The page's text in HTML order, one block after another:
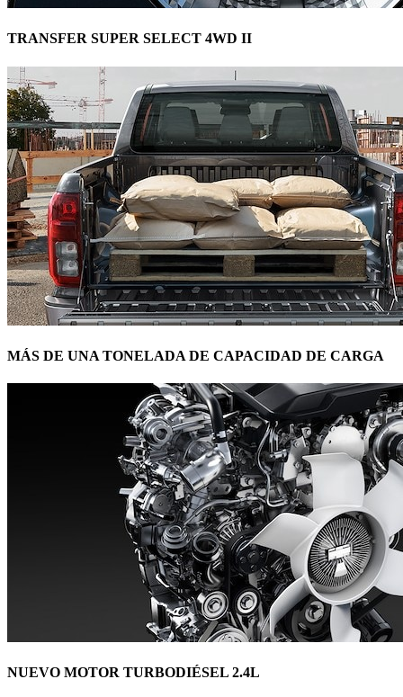
TRANSFER SUPER SELECT 4WD II
MÁS DE UNA TONELADA DE CAPACIDAD DE CARGA
NUEVO MOTOR TURBODIÉSEL 2.4L